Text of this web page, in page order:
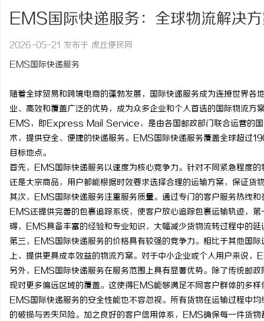
EMS国际快递服务：全球物流解决
2026-05-21 发布于 虎丘便民网
EMS国际快递服务
随着全球贸易和跨境电商的蓬勃发展，国际快递服务成为连接世界
业、高效和覆盖广泛的优势，成为众多企业和个人首选的国际物流方
EMS，即Express Mail Service，是由各国邮政部门联合运营的国
术，提供安全、便捷的快递服务。EMS国际快递服务覆盖全球超过
目标地点。
首先，EMS国际快递服务以速度为核心竞争力。针对不同紧急程度
还是大宗商品，用户都能根据时效要求选择合理的运输方案，保证货
其次，EMS国际快递服务注重服务质量。通过专门的客户服务热线
EMS还提供完善的包裹追踪系统，使客户放心追踪包裹运输轨迹，
碍，EMS具备丰富的经验和专业知识，大幅减少货物流转过程中的延
第三，EMS国际快递服务的价格具有较强的竞争力。相比于其他国
上，提供更具成本效益的物流方案。对于中小企业或个人用户来说，
另外，EMS国际快递服务在服务范围上具有显著优势。除了传统邮
现对更多偏远区域的覆盖。这使得EMS能够满足不同客户群体的多
EMS国际快递服务的安全性能也不容忽视。所有货物在运输过程中
的破损与丢失风险。加之良好的客户信用体系，EMS确保每一件货